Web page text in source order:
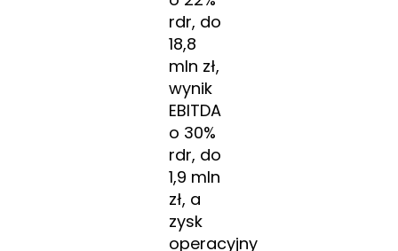
rdr, do
18,8
mln zł,
wynik
EBITDA
o 30%
rdr, do
1,9 mln
zł, a
zysk
operacyjny